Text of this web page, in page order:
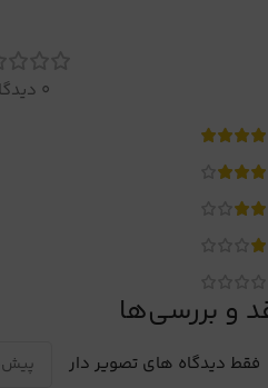
0 دیدگاه
و بررسی‌ها
فقط دیدگاه های تصویر دار